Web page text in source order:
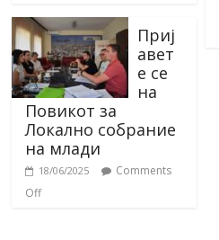
Приј
авет
е се
на
Повикот за
Локално собрание
на млади
18/06/2025
Comments
Off